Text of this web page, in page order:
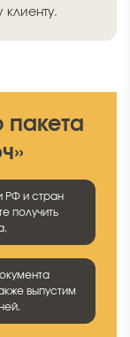
РФ и стран
получить
выпустим